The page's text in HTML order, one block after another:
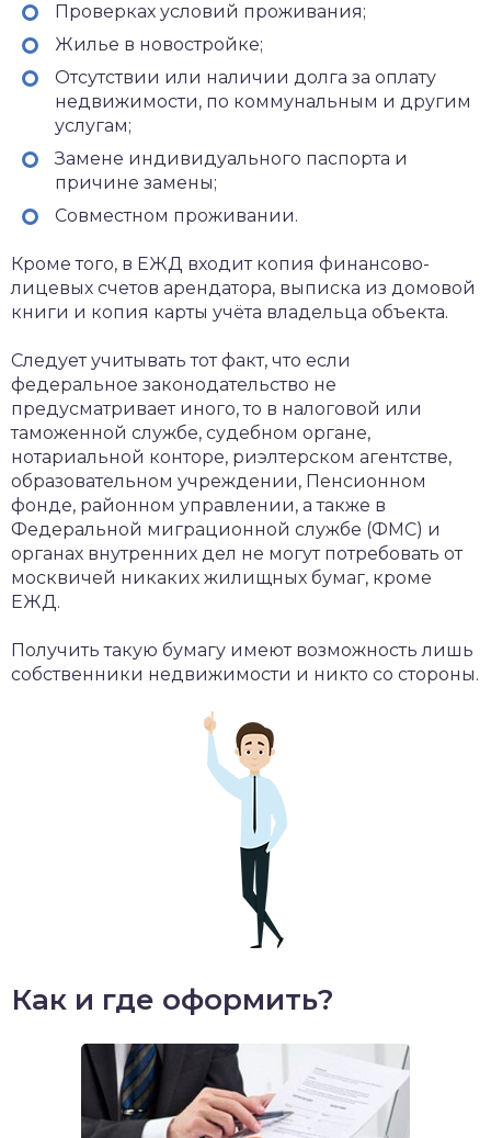
Проверках условий проживания;
Жилье в новостройке;
Отсутствии или наличии долга за оплату
недвижимости, по коммунальным и другим
услугам;
Замене индивидуального паспорта и
причине замены;
Совместном проживании.
Кроме того, в ЕЖД входит копия финансово-
лицевых счетов арендатора, выписка из домовой
книги и копия карты учёта владельца объекта.
Следует учитывать тот факт, что если
федеральное законодательство не
предусматривает иного, то в налоговой или
таможенной службе, судебном органе,
нотариальной конторе, риэлтерском агентстве,
образовательном учреждении, Пенсионном
фонде, районном управлении, а также в
Федеральной миграционной службе (ФМС) и
органах внутренних дел не могут потребовать от
москвичей никаких жилищных бумаг, кроме
ЕЖД.
Получить такую бумагу имеют возможность лишь
собственники недвижимости и никто со стороны.
Как и где оформить?